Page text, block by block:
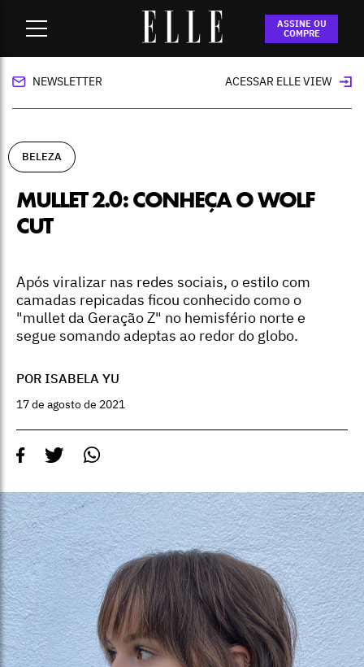
ASSINE OU
COMPRE
Mullet 2.0: conheça o Wolf Cut
NEWSLETTER ACESSAR ELLE VIEW
BELEZA
MULLET 2.0: CONHEÇA O WOLF
CUT
Após viralizar nas redes sociais, o estilo com
camadas repicadas ficou conhecido como o
"mullet da Geração Z" no hemisfério norte e
segue somando adeptas ao redor do globo.
POR ISABELA YU
17 de agosto de 2021